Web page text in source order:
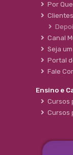
Por
Clientes
Canal
Seja
Portal
Fale
Ensino e
Cursos
Cursos